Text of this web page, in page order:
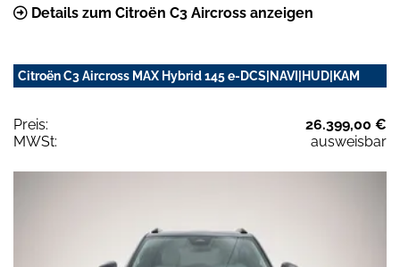
Details zum Citroën C3 Aircross anzeigen
Citroën C3 Aircross MAX Hybrid 145 e-DCS|NAVI|HUD|KAM
Preis:
26.399,00 €
MWSt:
ausweisbar